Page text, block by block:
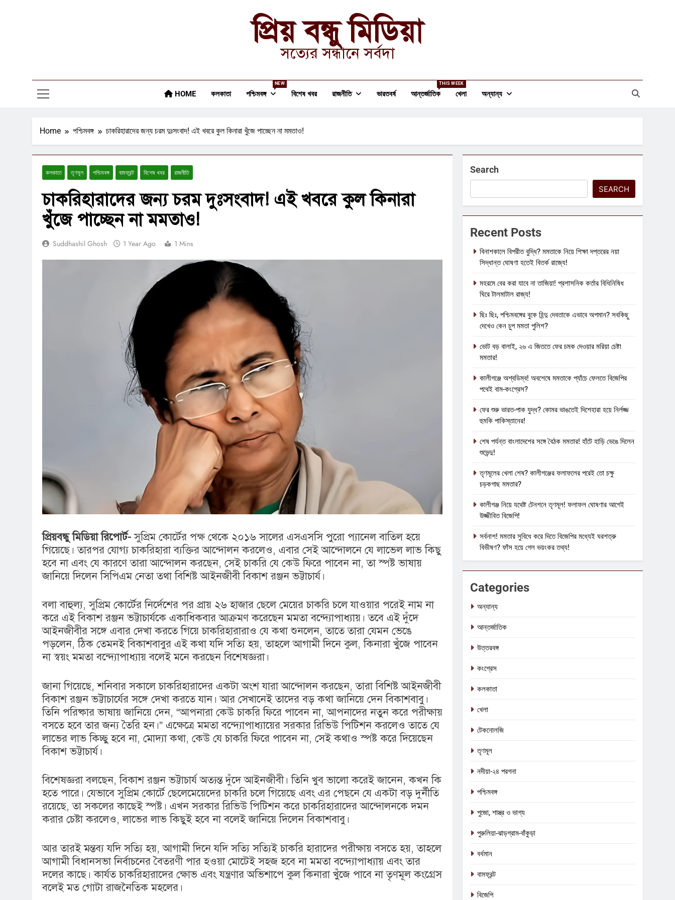
প্রিয় বন্ধু মিডিয়া
সত্যের সন্ধানে সর্বদা
HOME কলকাতা পশ্চিমবঙ্গ
NEW
বিশেষ খবর রাজনীতি ভারতবর্ষ আন্তর্জাতিক
THIS WEEK
খেলা অন্যান্য
Home পশ্চিমবঙ্গ চাকরিহারাদের জন্য চরম দুঃসংবাদ! এই খবরে কুল কিনারা খুঁজে পাচ্ছেন না মমতাও!
কলকাতা তৃণমূল পশ্চিমবঙ্গ বামফ্রন্ট বিশেষ খবর রাজনীতি
চাকরিহারাদের জন্য চরম দুঃসংবাদ! এই খবরে কুল কিনারা
খুঁজে পাচ্ছেন না মমতাও!
Suddhashil Ghosh 1 Year Ago 1 Mins
প্রিয়বন্ধু মিডিয়া রিপোর্ট-সুপ্রিম কোর্টের পক্ষ থেকে ২০১৬ সালের এসএসসি পুরো প্যানেল বাতিল হয়ে
গিয়েছে। তারপর যোগ্য চাকরিহারা ব্যক্তির আন্দোলন করলেও, এবার সেই আন্দোলনে যে লাভেল লাভ কিছু
হবে না এবং যে কারণে তারা আন্দোলন করছেন, সেই চাকরি যে কেউ ফিরে পাবেন না, তা স্পষ্ট ভাষায়
জানিয়ে দিলেন সিপিএম নেতা তথা বিশিষ্ট আইনজীবী বিকাশ রঞ্জন ভট্টাচার্য।
বলা বাহুল্য, সুপ্রিম কোর্টের নির্দেশের পর প্রায় ২৬ হাজার ছেলে মেয়ের চাকরি চলে যাওয়ার পরেই নাম না
করে এই বিকাশ রঞ্জন ভট্টাচার্যকে একাধিকবার আক্রমণ করেছেন মমতা বন্দ্যোপাধ্যায়। তবে এই দুঁদে
আইনজীবীর সঙ্গে এবার দেখা করতে গিয়ে চাকরিহারারাও যে কথা শুনলেন, তাতে তারা যেমন ভেঙে
পড়লেন, ঠিক তেমনই বিকাশবাবুর এই কথা যদি সত্যি হয়, তাহলে আগামী দিনে কুল, কিনারা খুঁজে পাবেন
না স্বয়ং মমতা বন্দ্যোপাধ্যায় বলেই মনে করছেন বিশেষজ্ঞরা।
জানা গিয়েছে, শনিবার সকালে চাকরিহারাদের একটা অংশ যারা আন্দোলন করছেন, তারা বিশিষ্ট আইনজীবী
বিকাশ রঞ্জন ভট্টাচার্যের সঙ্গে দেখা করতে যান। আর সেখানেই তাদের বড় কথা জানিয়ে দেন বিকাশবাবু।
তিনি পরিষ্কার ভাষায় জানিয়ে দেন, “আপনারা কেউ চাকরি ফিরে পাবেন না, আপনাদের নতুন করে পরীক্ষায়
বসতে হবে তার জন্য তৈরি হন।” এক্ষেত্রে মমতা বন্দ্যোপাধ্যায়ের সরকার রিভিউ পিটিশন করলেও তাতে যে
লাভের লাভ কিচ্ছু হবে না, মোদ্যা কথা, কেউ যে চাকরি ফিরে পাবেন না, সেই কথাও স্পষ্ট করে দিয়েছেন
বিকাশ ভট্টাচার্য।
বিশেষজ্ঞরা বলছেন, বিকাশ রঞ্জন ভট্টাচার্য অত্যন্ত দুঁদে আইনজীবী। তিনি খুব ভালো করেই জানেন, কখন কি
হতে পারে। যেভাবে সুপ্রিম কোর্টে ছেলেমেয়েদের চাকরি চলে গিয়েছে এবং এর পেছনে যে একটা বড় দুর্নীতি
রয়েছে, তা সকলের কাছেই স্পষ্ট। এখন সরকার রিভিউ পিটিশন করে চাকরিহারাদের আন্দোলনকে দমন
করার চেষ্টা করলেও, লাভের লাভ কিছুই হবে না বলেই জানিয়ে দিলেন বিকাশবাবু।
আর তারই মন্তব্য যদি সত্যি হয়, আগামী দিনে যদি সত্যি সত্যিই চাকরি হারাদের পরীক্ষায় বসতে হয়, তাহলে
আগামী বিধানসভা নির্বাচনের বৈতরণী পার হওয়া মোটেই সহজ হবে না মমতা বন্দ্যোপাধ্যায় এবং তার
দলের কাছে। কার্যত চাকরিহারাদের ক্ষোভ এবং যন্ত্রণার অভিশাপে কুল কিনারা খুঁজে পাবে না তৃণমূল কংগ্রেস
বলেই মত গোটা রাজনৈতিক মহলের।
Search
SEARCH
Recent Posts
বিনাশকালে বিপরীত বুদ্ধি? মমতাকে নিয়ে শিক্ষা দপ্তরের নয়া
সিদ্ধান্ত ঘোষণা হতেই বিতর্ক রাজ্যে!
মহরমে বের করা যাবে না তাজিয়া! প্রশাসনিক কর্তার বিধিনিষিধ
ঘিরে টালমাটাল রাজ্য!
ছিঃ ছিঃ, পশ্চিমবঙ্গের বুকে হিন্দু দেবতাকে এভাবে অপমান? সবকিছু
দেখেও কেন চুপ মমতা পুলিশ?
ভোট বড় বালাই, ২৬ এ জিততে ফের চমক দেওয়ার মরিয়া চেষ্টা
মমতার!
কালীগঞ্জে অশ্বডিম্ব! অবশেষে মমতাকে প্যাঁচে ফেলতে বিজেপির
পথেই বাম-কংগ্রেস?
ফের শুরু ভারত-পাক যুদ্ধ? কোমর ভাঙতেই দিশেহারা হয়ে নির্লজ্জ
হুমকি পাকিস্তানের!
শেষ পর্যন্ত বাংলাদেশের সঙ্গে বৈঠক মমতার! হাঁটে হাড়ি ভেঙে দিলেন
শুভেন্দু!
তৃণমূলের খেলা শেষ? কালীগঞ্জের ফলাফলের পরেই তো চক্ষু
চড়কগাছ মমতার?
কালীগঞ্জ নিয়ে যথেষ্ট টেনশনে তৃণমূল! ফলাফল ঘোষণার আগেই
উজ্জীবিত বিজেপি!
সর্বনাশ! মমতার সুবিধে করে দিতে বিজেপির মধ্যেই ঘরশত্রু
বিভীষণ? ফাঁস হয়ে গেল ভয়ংকর তথ্য!
Categories
অন্যান্য
আন্তর্জাতিক
উত্তরবঙ্গ
কংগ্রেস
কলকাতা
খেলা
টেকনোলজি
তৃণমূল
নদীয়া-২৪ পরগনা
পশ্চিমবঙ্গ
পুজো, শাস্ত্র ও ভাগ্য
পুরুলিয়া-ঝাড়গ্রাম-বাঁকুড়া
বর্ধমান
বামফ্রন্ট
বিজেপি
5
কালীগঞ্জে অশ্বডিম্ব! অবশেষে মমতাকে